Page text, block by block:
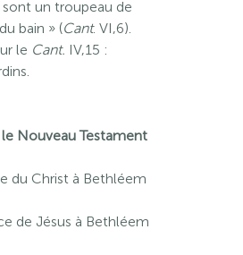
sont un troupeau de
bain » (Cant. VI,6).
le Cant. IV,15 :
Nouveau Testament
du Christ à Bethléem
de Jésus à Bethléem